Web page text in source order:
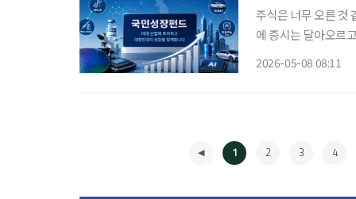
주식은 너무 오른 것
에 증시는 달아오르고
2026-05-08 08:11
1 2 3 4